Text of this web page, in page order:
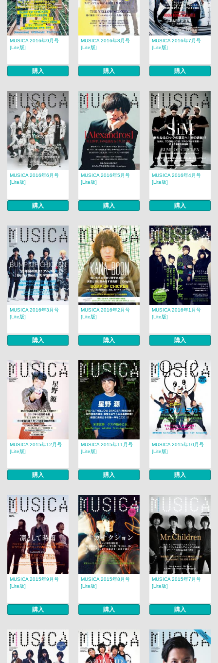
MUSICA 2016年9月号
[Lite版]
購入
MUSICA 2016年8月号
[Lite版]
購入
MUSICA 2016年7月号
[Lite版]
購入
MUSICA 2016年6月号
[Lite版]
購入
MUSICA 2016年5月号
[Lite版]
購入
MUSICA 2016年4月号
[Lite版]
購入
MUSICA 2016年3月号
[Lite版]
購入
MUSICA 2016年2月号
[Lite版]
購入
MUSICA 2016年1月号
[Lite版]
購入
MUSICA 2015年12月号
[Lite版]
購入
MUSICA 2015年11月号
[Lite版]
購入
MUSICA 2015年10月号
[Lite版]
購入
MUSICA 2015年9月号
[Lite版]
購入
MUSICA 2015年8月号
[Lite版]
購入
MUSICA 2015年7月号
[Lite版]
購入